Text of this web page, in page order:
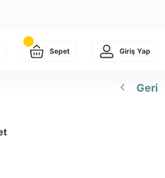
Sepet Giriş Yap
Geri